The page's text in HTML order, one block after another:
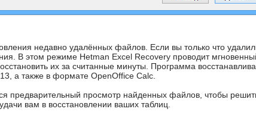
недавно удалённых файлов. Если вы только что
В этом режиме Hetman Excel Recovery проводит
их за считанные минуты. Программа
а также в формате OpenOffice Calc.
предварительный просмотр найденных файлов, чтобы
вам в восстановлении ваших таблиц.